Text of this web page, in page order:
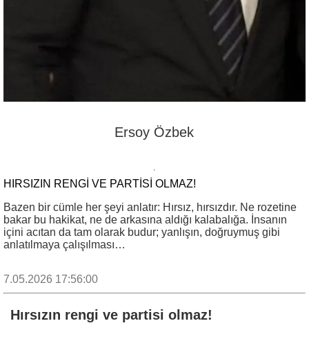
Ersoy Özbek
HIRSIZIN RENGI VE PARTISI OLMAZ!
Bazen bir cümle her şeyi anlatır: Hırsız, hırsızdır. Ne rozetine
bakar bu hakikat, ne de arkasına aldığı kalabalığa. İnsanın
içini acıtan da tam olarak budur; yanlışın, doğruymuş gibi
anlatılmaya çalışılması…
7.05.2026 17:56:00
Hırsızın rengi ve partisi olmaz!